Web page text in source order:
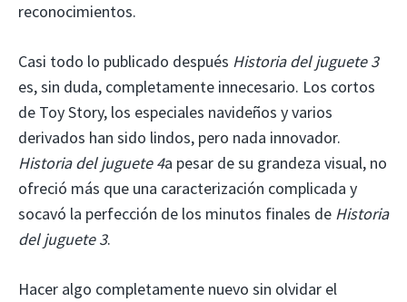
reconocimientos.
Casi todo lo publicado después Historia del juguete 3
es, sin duda, completamente innecesario. Los cortos
de Toy Story, los especiales navideños y varios
derivados han sido lindos, pero nada innovador.
Historia del juguete 4a pesar de su grandeza visual, no
ofreció más que una caracterización complicada y
socavó la perfección de los minutos finales de Historia
del juguete 3.
Hacer algo completamente nuevo sin olvidar el